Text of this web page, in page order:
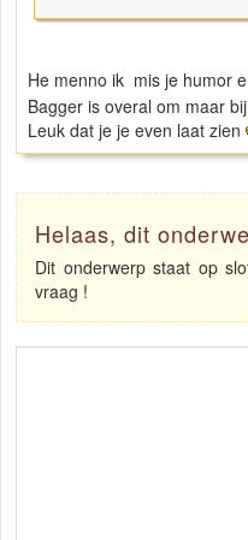
He menno ik mis je humor
Bagger is overal om maar
Leuk dat je je even laat zien
Helaas, dit
Dit onderwerp staat op
vraag !